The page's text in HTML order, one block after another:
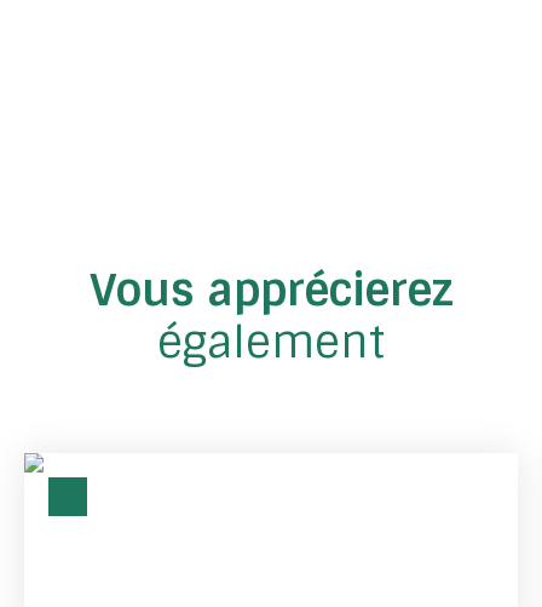
Vous apprécierez
également